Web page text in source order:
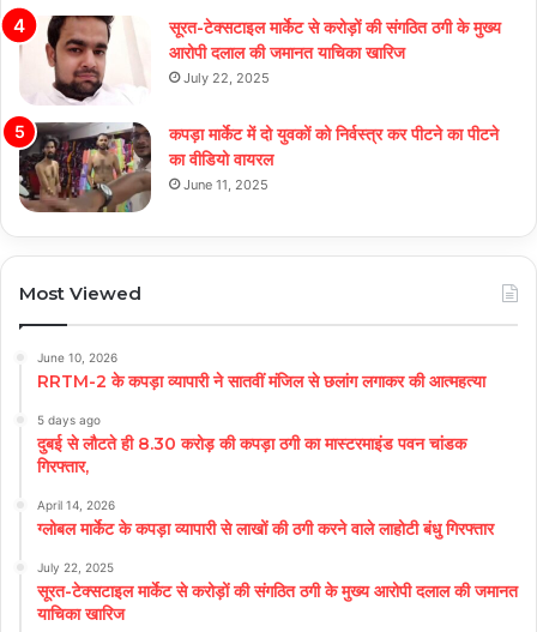
सूरत-टेक्सटाइल मार्केट से करोड़ों की संगठित ठगी के मुख्य
आरोपी दलाल की जमानत याचिका खारिज
July 22, 2025
कपड़ा मार्केट में दो युवकों को निर्वस्त्र कर पीटने का पीटने
का वीडियो वायरल
June 11, 2025
Most Viewed
June 10, 2026
RRTM-2 के कपड़ा व्यापारी ने सातवीं मंजिल से छलांग लगाकर की आत्महत्या
5 days ago
दुबई से लौटते ही 8.30 करोड़ की कपड़ा ठगी का मास्टरमाइंड पवन चांडक
गिरफ्तार,
April 14, 2026
ग्लोबल मार्केट के कपड़ा व्यापारी से लाखों की ठगी करने वाले लाहोटी बंधु गिरफ्तार
July 22, 2025
सूरत-टेक्सटाइल मार्केट से करोड़ों की संगठित ठगी के मुख्य आरोपी दलाल की जमानत
याचिका खारिज